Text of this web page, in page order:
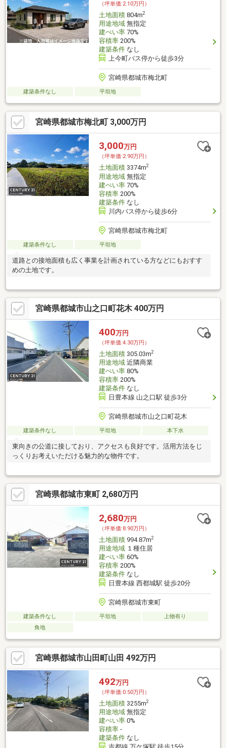
（坪単価:2.10万円）
土地面積804m2
用途地域無指定
建ぺい率70%
容積率200%
建築条件なし
上今町バス停から徒歩3分
宮崎県都城市梅北町
建築条件なし 平坦地
宮崎県都城市梅北町 3,000万円
3,000万円
（坪単価:2.90万円）
土地面積3374m2
用途地域無指定
建ぺい率70%
容積率200%
建築条件なし
川内バス停から徒歩6分
宮崎県都城市梅北町
建築条件なし 平坦地
道路との接地面積も広く事業を計画されている方などにもおすす
めの土地です。
宮崎県都城市山之口町花木 400万円
400万円
（坪単価:4.30万円）
土地面積305.03m2
用途地域近隣商業
建ぺい率80%
容積率200%
建築条件なし
日豊本線 山之口駅 徒歩3分
宮崎県都城市山之口町花木
建築条件なし 平坦地 本下水
東向きの公道に接しており、アクセスも良好です。活用方法をじ
っくりお考えいただける魅力的な物件です。
宮崎県都城市東町 2,680万円
2,680万円
（坪単価:8.90万円）
土地面積994.87m2
用途地域１種住居
建ぺい率60%
容積率200%
建築条件なし
日豊本線 西都城駅 徒歩20分
宮崎県都城市東町
建築条件なし 平坦地
上物有り
角地
宮崎県都城市山田町山田 492万円
492万円
（坪単価:0.50万円）
土地面積3255m2
用途地域無指定
建ぺい率0%
容積率-
建築条件なし